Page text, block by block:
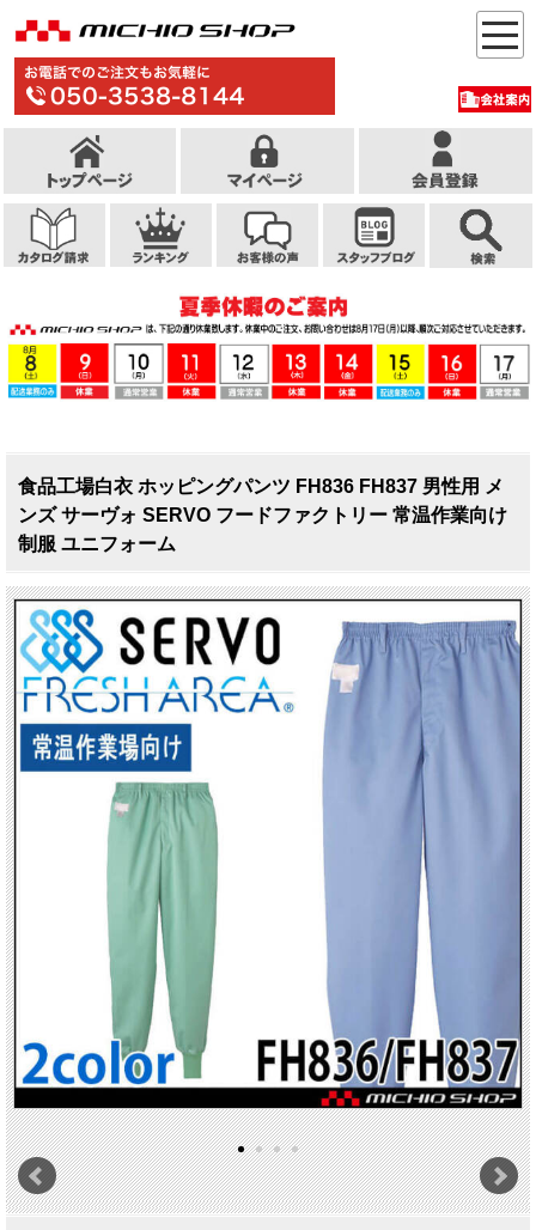
食品工場白衣 ホッピングパンツ FH836 FH837 男性用 メ
ンズ サーヴォ SERVO フードファクトリー 常温作業向け
制服 ユニフォーム